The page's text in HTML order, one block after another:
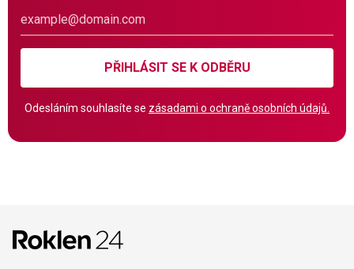
PŘIHLÁSIT SE K ODBĚRU
Odesláním souhlasíte se zásadami o ochraně osobních údajů.